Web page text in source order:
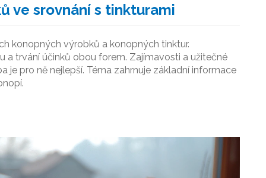
ve srovnání s tinkturami
konopných výrobků a konopných tinktur.
a trvání účinků obou forem. Zajímavosti a užitečné
pro ně nejlepší. Téma zahrnuje základní informace